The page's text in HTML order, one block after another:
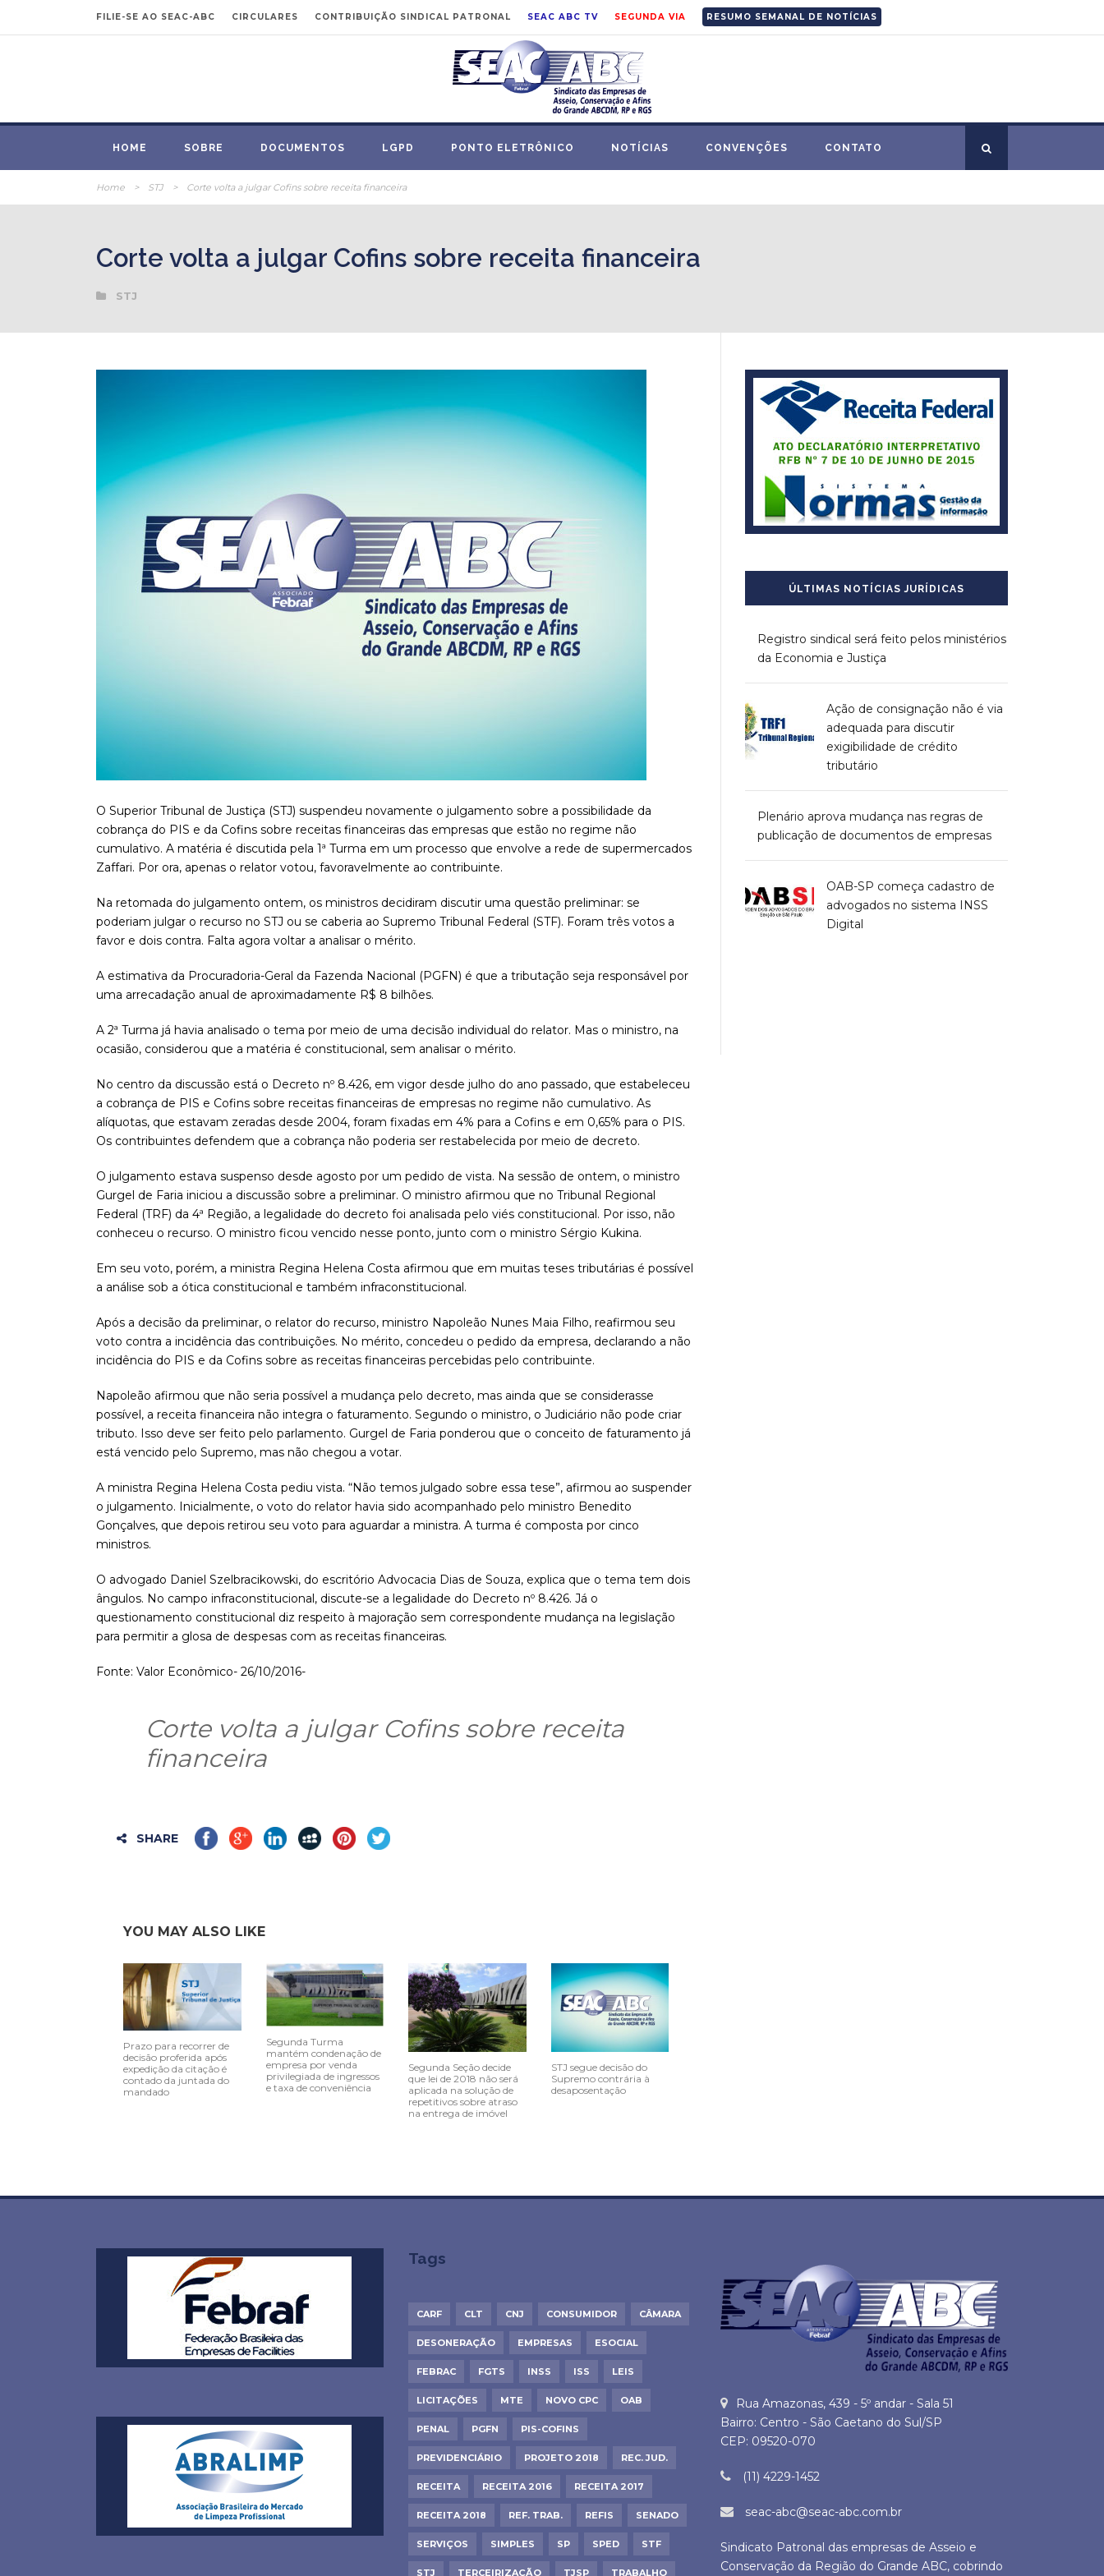
FILIE-SE AO SEAC-ABC CIRCULARES CONTRIBUIÇÃO SINDICAL PATRONAL SEAC ABC TV SEGUNDA VIA RESUMO SEMANAL DE NOTÍCIAS
HOME SOBRE DOCUMENTOS LGPD PONTO ELETRÔNICO NOTÍCIAS CONVENÇÕES CONTATO
Home > STJ > Corte volta a julgar Cofins sobre receita financeira
Corte volta a julgar Cofins sobre receita financeira
STJ
O Superior Tribunal de Justiça (STJ) suspendeu novamente o julgamento sobre a possibilidade da
cobrança do PIS e da Cofins sobre receitas financeiras das empresas que estão no regime não
cumulativo. A matéria é discutida pela 1ª Turma em um processo que envolve a rede de supermercados
Zaffari. Por ora, apenas o relator votou, favoravelmente ao contribuinte.
Na retomada do julgamento ontem, os ministros decidiram discutir uma questão preliminar: se
poderiam julgar o recurso no STJ ou se caberia ao Supremo Tribunal Federal (STF). Foram três votos a
favor e dois contra. Falta agora voltar a analisar o mérito.
A estimativa da Procuradoria-Geral da Fazenda Nacional (PGFN) é que a tributação seja responsável por
uma arrecadação anual de aproximadamente R$ 8 bilhões.
A 2ª Turma já havia analisado o tema por meio de uma decisão individual do relator. Mas o ministro, na
ocasião, considerou que a matéria é constitucional, sem analisar o mérito.
No centro da discussão está o Decreto nº 8.426, em vigor desde julho do ano passado, que estabeleceu
a cobrança de PIS e Cofins sobre receitas financeiras de empresas no regime não cumulativo. As
alíquotas, que estavam zeradas desde 2004, foram fixadas em 4% para a Cofins e em 0,65% para o PIS.
Os contribuintes defendem que a cobrança não poderia ser restabelecida por meio de decreto.
O julgamento estava suspenso desde agosto por um pedido de vista. Na sessão de ontem, o ministro
Gurgel de Faria iniciou a discussão sobre a preliminar. O ministro afirmou que no Tribunal Regional
Federal (TRF) da 4ª Região, a legalidade do decreto foi analisada pelo viés constitucional. Por isso, não
conheceu o recurso. O ministro ficou vencido nesse ponto, junto com o ministro Sérgio Kukina.
Em seu voto, porém, a ministra Regina Helena Costa afirmou que em muitas teses tributárias é possível
a análise sob a ótica constitucional e também infraconstitucional.
Após a decisão da preliminar, o relator do recurso, ministro Napoleão Nunes Maia Filho, reafirmou seu
voto contra a incidência das contribuições. No mérito, concedeu o pedido da empresa, declarando a não
incidência do PIS e da Cofins sobre as receitas financeiras percebidas pelo contribuinte.
Napoleão afirmou que não seria possível a mudança pelo decreto, mas ainda que se considerasse
possível, a receita financeira não integra o faturamento. Segundo o ministro, o Judiciário não pode criar
tributo. Isso deve ser feito pelo parlamento. Gurgel de Faria ponderou que o conceito de faturamento já
está vencido pelo Supremo, mas não chegou a votar.
A ministra Regina Helena Costa pediu vista. “Não temos julgado sobre essa tese”, afirmou ao suspender
o julgamento. Inicialmente, o voto do relator havia sido acompanhado pelo ministro Benedito
Gonçalves, que depois retirou seu voto para aguardar a ministra. A turma é composta por cinco
ministros.
O advogado Daniel Szelbracikowski, do escritório Advocacia Dias de Souza, explica que o tema tem dois
ângulos. No campo infraconstitucional, discute-se a legalidade do Decreto nº 8.426. Já o
questionamento constitucional diz respeito à majoração sem correspondente mudança na legislação
para permitir a glosa de despesas com as receitas financeiras.
Fonte: Valor Econômico- 26/10/2016-
Corte volta a julgar Cofins sobre receita
financeira
SHARE
YOU MAY ALSO LIKE
Prazo para recorrer de
decisão proferida após
expedição da citação é
contado da juntada do
mandado
Segunda Turma
mantém condenação de
empresa por venda
privilegiada de ingressos
e taxa de conveniência
Segunda Seção decide
que lei de 2018 não será
aplicada na solução de
repetitivos sobre atraso
na entrega de imóvel
STJ segue decisão do
Supremo contrária à
desaposentação
ÚLTIMAS NOTÍCIAS JURÍDICAS
Registro sindical será feito pelos ministérios
da Economia e Justiça
Ação de consignação não é via
adequada para discutir
exigibilidade de crédito
tributário
Plenário aprova mudança nas regras de
publicação de documentos de empresas
OAB-SP começa cadastro de
advogados no sistema INSS
Digital
Tags
CARF CLT CNJ CONSUMIDOR CÂMARA
DESONERAÇÃO EMPRESAS ESOCIAL
FEBRAC FGTS INSS ISS LEIS
LICITAÇÕES MTE NOVO CPC OAB
PENAL PGFN PIS-COFINS
PREVIDENCIÁRIO PROJETO 2018 REC. JUD.
RECEITA RECEITA 2016 RECEITA 2017
RECEITA 2018 REF. TRAB. REFIS SENADO
SERVIÇOS SIMPLES SP SPED STF
STJ TERCEIRIZAÇÃO TJSP TRABALHO
Rua Amazonas, 439 - 5º andar - Sala 51
Bairro: Centro - São Caetano do Sul/SP
CEP: 09520-070
(11) 4229-1452
seac-abc@seac-abc.com.br
Sindicato Patronal das empresas de Asseio e
Conservação da Região do Grande ABC, cobrindo